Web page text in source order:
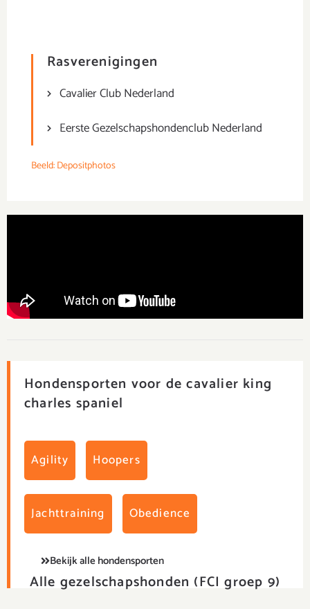
Hondensporten voor de cavalier king
charles spaniel
Agility Hoopers
Jachttraining Obedience
Bekijk alle hondensporten
Rasverenigingen
Cavalier Club Nederland
Eerste Gezelschapshondenclub Nederland
Beeld: Depositphotos
Alle gezelschapshonden (FCI groep 9)